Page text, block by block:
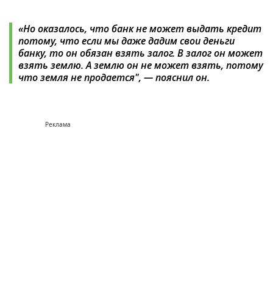
«Но оказалось, что банк не может выдать кредит
потому, что если мы даже дадим свои деньги
банку, то он обязан взять залог. В залог он может
взять землю. А землю он не может взять, потому
что земля не продается", — пояснил он.
Реклама